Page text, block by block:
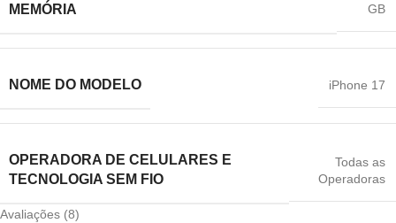
MEMÓRIA
GB
NOME DO MODELO iPhone 17
OPERADORA DE CELULARES E
TECNOLOGIA SEM FIO
Todas as
Operadoras
Avaliações (8)